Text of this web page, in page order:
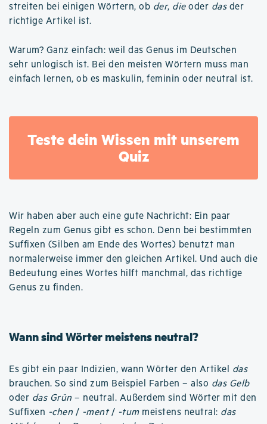
streiten bei einigen Wörtern, ob der, dieoder dasder
richtige Artikel ist.
Warum? Ganz einfach: weil das Genus im Deutschen
sehr unlogisch ist. Bei den meisten Wörtern muss man
einfach lernen, ob es maskulin, feminin oder neutral ist.
Teste dein Wissen mit unserem
Quiz
Wir haben aber auch eine gute Nachricht: Ein paar
Regeln zum Genus gibt es schon. Denn bei bestimmten
Suffixen (Silben am Ende des Wortes) benutzt man
normalerweise immer den gleichen Artikel. Und auch die
Bedeutung eines Wortes hilft manchmal, das richtige
Genus zu finden.
Wann sind Wörter meistens neutral?
Es gibt ein paar Indizien, wann Wörter den Artikel das
brauchen. So sind zum Beispiel Farben – also das Gelb
oder das Grün – neutral. Außerdem sind Wörter mit den
Suffixen -chen / -ment/ -tummeistens neutral: das